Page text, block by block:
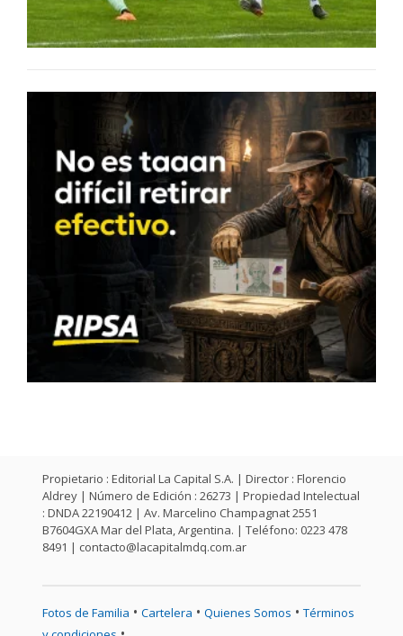
Propietario : Editorial La Capital S.A. | Director : Florencio
Aldrey | Número de Edición : 26273 | Propiedad Intelectual
: DNDA 22190412 | Av. Marcelino Champagnat 2551
B7604GXA Mar del Plata, Argentina. | Teléfono: 0223 478
8491 | contacto@lacapitalmdq.com.ar
Fotos de Familia • Cartelera • Quienes Somos • Términos